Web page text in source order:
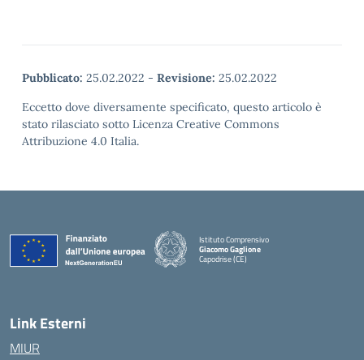
Pubblicato: 25.02.2022 - Revisione: 25.02.2022
Eccetto dove diversamente specificato, questo articolo è
stato rilasciato sotto Licenza Creative Commons
Attribuzione 4.0 Italia.
Istituto Comprensivo
Giacomo Gaglione
Capodrise (CE)
— Visita la pagina iniziale della scuola
Link Esterni
MIUR